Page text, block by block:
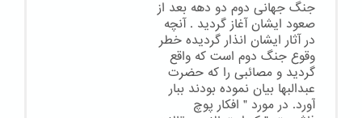
جنگ جهانی دوم دو دهه بعد از
صعود ایشان آغاز گردید . آنچه
در آثار ایشان انذار گردیده خطر
وقوع جنگ دوم است که واقع
گردید و مصائبی را که حضرت
عبدالبها بیان نموده بودند ببار
آورد. در مورد " افکار پوچ